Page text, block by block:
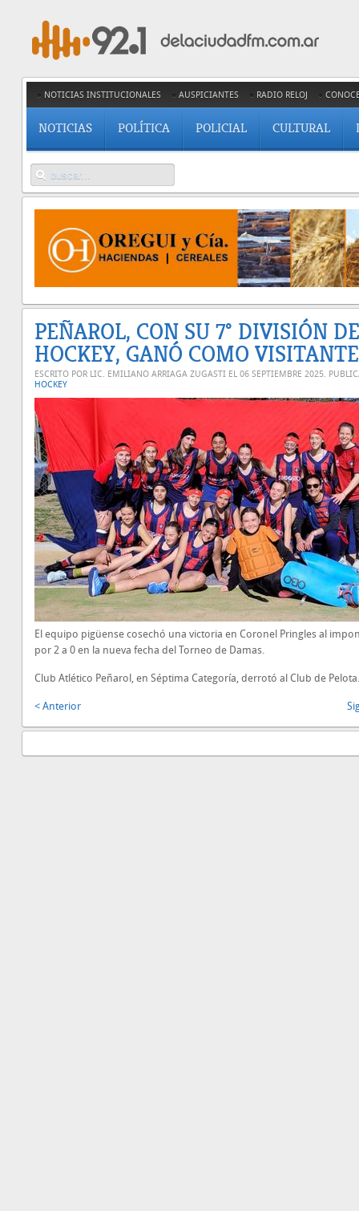
NOTICIAS INSTITUCIONALES AUSPICIANTES RADIO RELOJ
NOTICIAS POLÍTICA POLICIAL CULTURAL
PEÑAROL, CON SU 7° DIVISIÓN DE
HOCKEY, GANÓ COMO VISITANTE
ESCRITO POR LIC. EMILIANO ARRIAGA ZUGASTI EL 06 SEPTIEMBRE 2025.
HOCKEY
El equipo pigüense cosechó una victoria en Coronel Pringles al
por 2 a 0 en la nueva fecha del Torneo de Damas.
Club Atlético Peñarol, en Séptima Categoría, derrotó al Club de Pelota.
< Anterior